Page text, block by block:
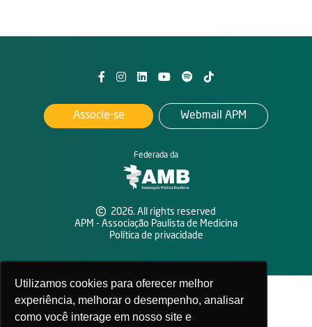
Utilizamos cookies para oferecer melhor
experiência, melhorar o desempenho, analisar
como você interage em nosso site e
2026. All rights reserved
APM - Associação Paulista de Medicina
Política de privacidade
Federada da
Associe-se Webmail APM